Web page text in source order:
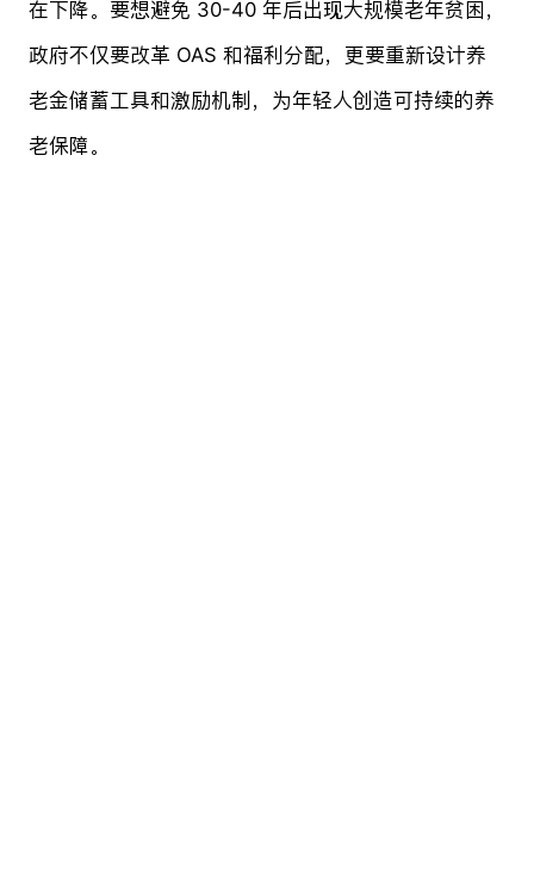
在下降。要想避免 30-40 年后出现大规模老年贫困，
政府不仅要改革 OAS 和福利分配，更要重新设计养
老金储蓄工具和激励机制，为年轻人创造可持续的养
老保障。